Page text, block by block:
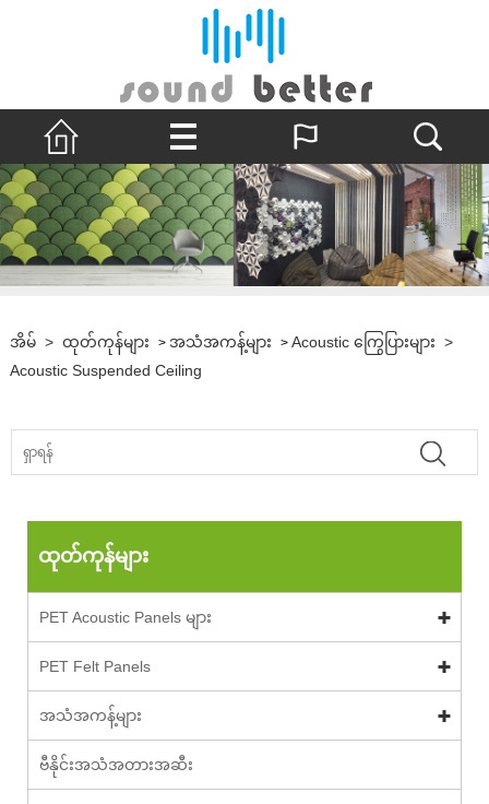
အိမ် > ထုတ်ကုန်များ > အသံအကန့်များ > Acoustic ကြွေပြားများ >
Acoustic Suspended Ceiling
ထုတ်ကုန်များ
PET Acoustic Panels များ
PET Felt Panels
အသံအကန့်များ
ဗီနိုင်းအသံအတားအဆီး